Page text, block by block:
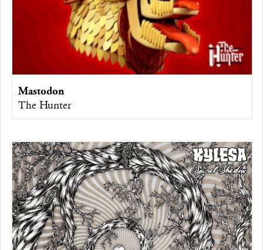
Mastodon
The Hunter